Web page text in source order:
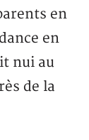
en
en
nui au
de la